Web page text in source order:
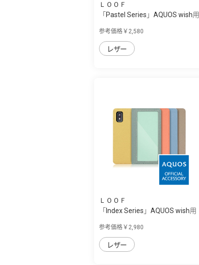
ＬＯＯＦ
「Pastel Series」AQUOS wish用
参考価格￥2,580
レザー
ＬＯＯＦ
「Index Series」AQUOS wish用
参考価格￥2,980
レザー